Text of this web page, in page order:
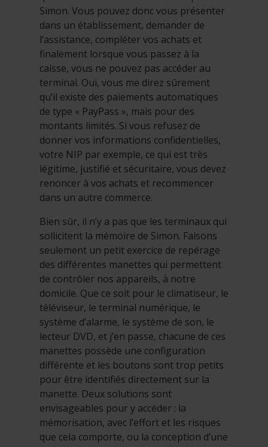
Simon. Vous pouvez donc vous présenter
dans un établissement, demander de
l’assistance, compléter vos achats et
finalement lorsque vous passez à la
caisse, vous ne pouvez pas accéder au
terminal. Oui, vous me direz sûrement
qu’il existe des paiements automatiques
de type « PayPass », mais pour des
montants limités. Si vous refusez de
donner vos informations confidentielles,
votre NIP par exemple, ce qui est très
légitime, justifié et sécuritaire, vous devez
renoncer à vos achats et recommencer
dans un autre commerce.
Bien sûr, il n’y a pas que les terminaux qui
sollicitent la mémoire de Simon. Faisons
seulement un petit exercice de repérage
des différentes manettes qui permettent
de contrôler nos appareils, à notre
domicile. Que ce soit pour le climatiseur, le
téléviseur, le terminal numérique, le
système d’alarme, le système de son, le
lecteur DVD, et j’en passe, chacune de ces
manettes possède une configuration
différente et les boutons sont trop petits
pour être identifiés directement sur la
manette. Deux solutions sont
envisageables pour y accéder : la
mémorisation, avec l’effort et les risques
que cela comporte, ou la conception d’une